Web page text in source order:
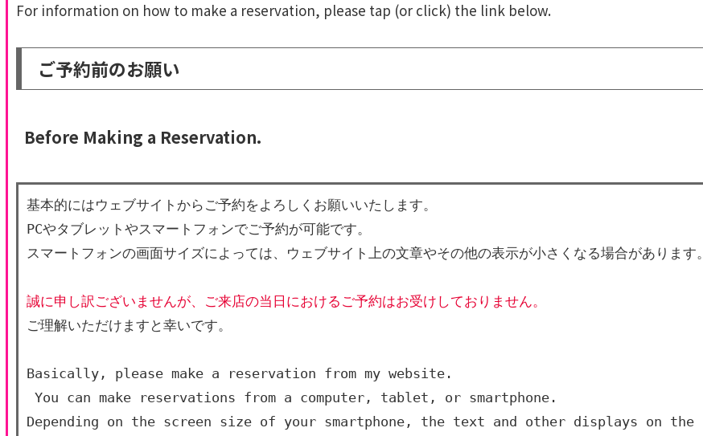
For information on how to make a reservation, please tap (or click) the link below.
ご予約前のお願い
Before Making a Reservation.
基本的にはウェブサイトからご予約をよろしくお願いいたします。
PCやタブレットやスマートフォンでご予約が可能です。
スマートフォンの画面サイズによっては、ウェブサイト上の文章やその他の表示が小さくなる場合があります。
誠に申し訳ございませんが、ご来店の当日におけるご予約はお受けしておりません。
ご理解いただけますと幸いです。
Basically, please make a reservation from my website.
You can make reservations from a computer, tablet, or smartphone.
Depending on the screen size of your smartphone, the text and other displays on the